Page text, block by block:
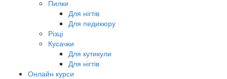
Пилки
Для нігтів
Для педикюру
Різці
Кусачки
Для кутикули
Для нігтів
Онлайн курси